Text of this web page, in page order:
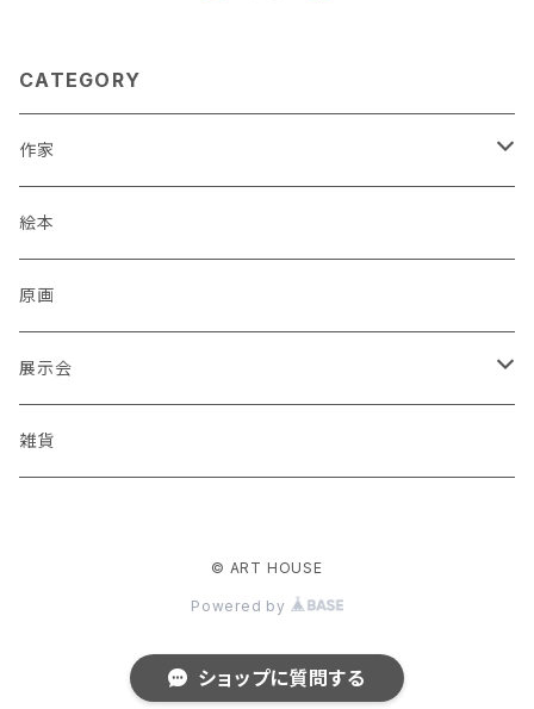
CATEGORY
作家
蒼川わか
あきやまりか
ashika
足立真人
絵本
原画
展示会
Mori / Kosamu.An 「トトニョロ 初展」
酒巻恵 「スーパーゆっくりマン」絵本原画展
雑貨
© ART HOUSE
Powered by
ショップに質問する